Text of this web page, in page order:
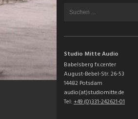
Studio Mitte Audio
Babelsberg fx.center
August-Bebel-Str. 26-53
14482 Potsdam
audio(at)studiomitte.de
Tel: +49 (0)331-242621-01